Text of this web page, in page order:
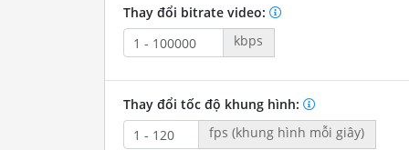
Thay đổi bitrate video:
kbps
Thay đổi tốc độ khung hình:
fps (khung hình mỗi giây)